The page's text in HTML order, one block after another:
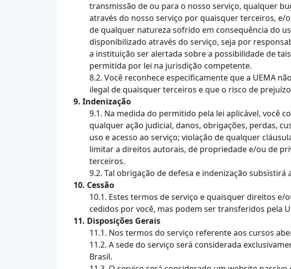
transmissão de ou para o nosso serviço, qualquer
através do nosso serviço por quaisquer terceiros,
de qualquer natureza sofrido em consequência do
disponibilizado através do serviço, seja por
a instituição ser alertada sobre a possibilidade de
permitida por lei na jurisdição competente.
8.2. Você reconhece especificamente que a UEMA
ilegal de quaisquer terceiros e que o risco de
9. Indenização
9.1. Na medida do permitido pela lei aplicável, você
qualquer ação judicial, danos, obrigações, perdas,
uso e acesso ao serviço; violação de qualquer
limitar a direitos autorais, de propriedade e/ou de
terceiros.
9.2. Tal obrigação de defesa e indenização
10. Cessão
10.1. Estes termos de serviço e quaisquer direitos
cedidos por você, mas podem ser transferidos pela
11. Disposições Gerais
11.1. Nos termos do serviço referente aos cursos
11.2. A sede do serviço será considerada
Brasil.